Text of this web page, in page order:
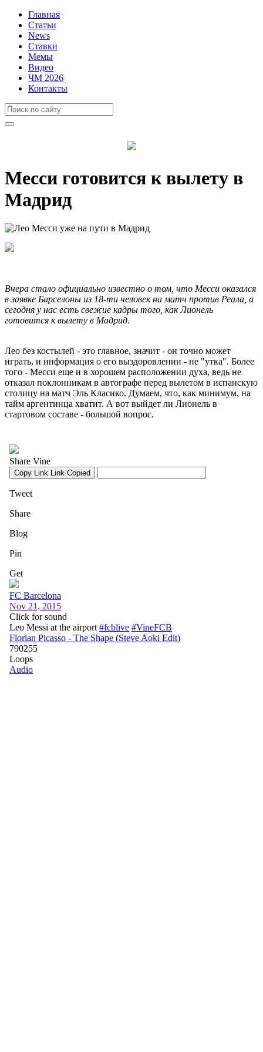
Главная
Статьи
News
Ставки
Мемы
Видео
ЧМ 2026
Контакты
Месси готовится к вылету в
Мадрид
Вчера стало официально известно о том, что Месси оказался
в заявке Барселоны из 18-ти человек на матч против Реала, а
сегодня у нас есть свежие кадры того, как Лионель
готовится к вылету в Мадрид.
Лео без костылей - это главное, значит - он точно может
играть, и информация о его выздоровлении - не "утка". Более
того - Месси еще и в хорошем расположении духа, ведь не
отказал поклонникам в автографе перед вылетом в испанскую
столицу на матч Эль Класико. Думаем, что, как минимум, на
тайм аргентинца хватит. А вот выйдет ли Лионель в
стартовом составе - большой вопрос.